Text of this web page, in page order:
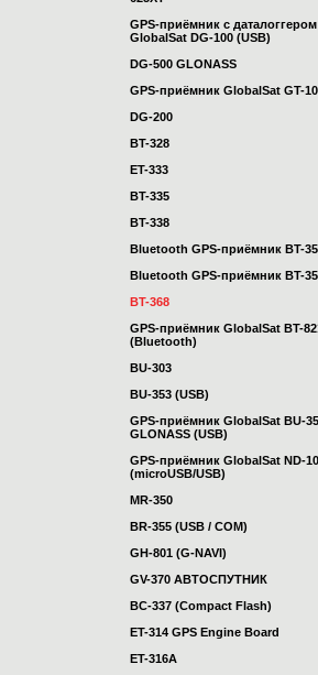
GPS-приёмник с даталоггером
GlobalSat DG-100 (USB)
DG-500 GLONASS
GPS-приёмник GlobalSat GT-
DG-200
BT-328
ET-333
BT-335
BT-338
Bluetooth GPS-приёмник BT-
Bluetooth GPS-приёмник BT-
BT-368
GPS-приёмник GlobalSat BT-
(Bluetooth)
BU-303
BU-353 (USB)
GPS-приёмник GlobalSat BU-
GLONASS (USB)
GPS-приёмник GlobalSat ND-
(microUSB/USB)
MR-350
BR-355 (USB / COM)
GH-801 (G-NAVI)
GV-370 АВТОСПУТНИК
BC-337 (Compact Flash)
ET-314 GPS Engine Board
ET-316A